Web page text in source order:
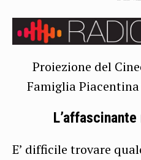
Proiezione del
Famiglia
E’ difficile trovare